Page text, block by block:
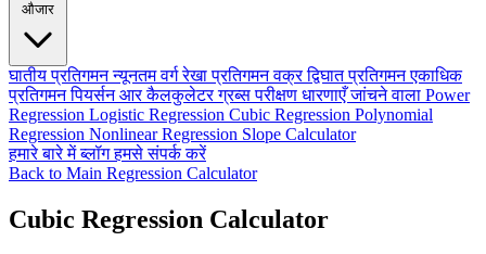
औजार
घातीय प्रतिगमनन्यूनतम वर्ग रेखाप्रतिगमन वक्रद्विघात प्रतिगमनएकाधिक
प्रतिगमनपियर्सन आर कैलकुलेटरग्रब्स परीक्षण धारणाएँ जांचने वाला Power
Regression Logistic Regression Cubic Regression Polynomial
Regression Nonlinear Regression Slope Calculator
हमारे बारे मेंब्लॉगहमसे संपर्क करें
Back to Main Regression Calculator
Cubic Regression Calculator